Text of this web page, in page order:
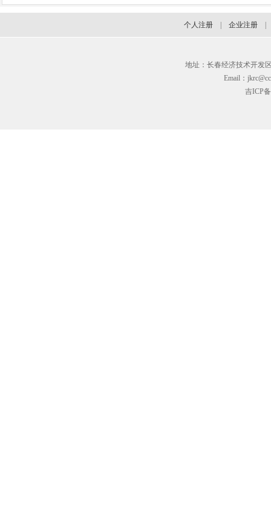
个人注册 企业注册
地址：长春经济技术开发
Email：
吉ICP